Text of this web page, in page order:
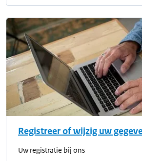
Registreer of wijzig uw
Uw registratie bij ons